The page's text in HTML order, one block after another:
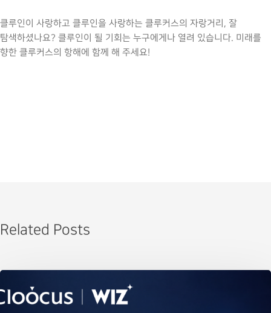
클루인이 사랑하고 클루인을 사랑하는 클루커스의 자랑거리, 잘
탐색하셨나요? 클루인이 될 기회는 누구에게나 열려 있습니다. 미래를
향한 클루커스의 항해에 함께 해 주세요!
Related Posts